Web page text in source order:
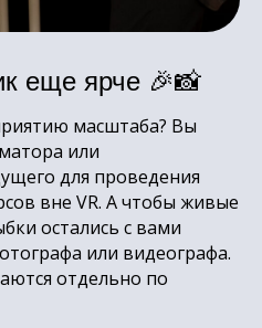
еще ярче 🎉📸
масштаба? Вы
или
для проведения
вне VR. А чтобы живые
остались с вами
или видеографа.
отдельно по